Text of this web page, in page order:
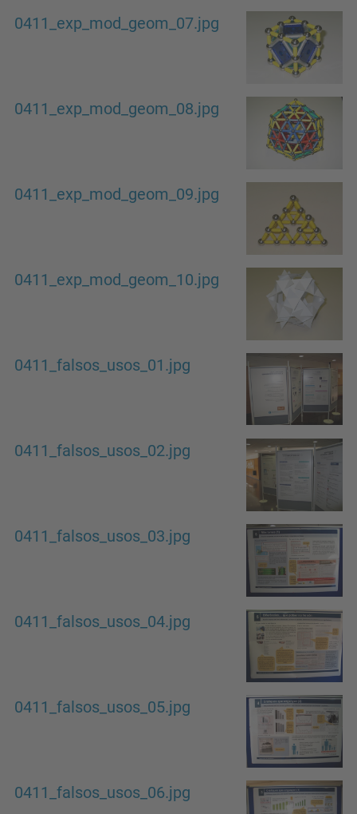
0411_exp_mod_geom_07.jpg
0411_exp_mod_geom_08.jpg
0411_exp_mod_geom_09.jpg
0411_exp_mod_geom_10.jpg
0411_falsos_usos_01.jpg
0411_falsos_usos_02.jpg
0411_falsos_usos_03.jpg
0411_falsos_usos_04.jpg
0411_falsos_usos_05.jpg
0411_falsos_usos_06.jpg